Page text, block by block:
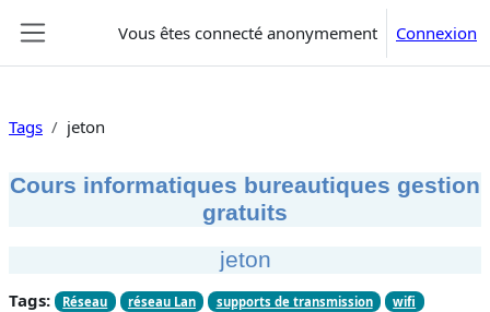
Vous êtes connecté anonymement Connexion
Tags jeton
Cours informatiques bureautiques gestion
gratuits
jeton
Tags: Réseau réseau Lan supports de transmission
wifi